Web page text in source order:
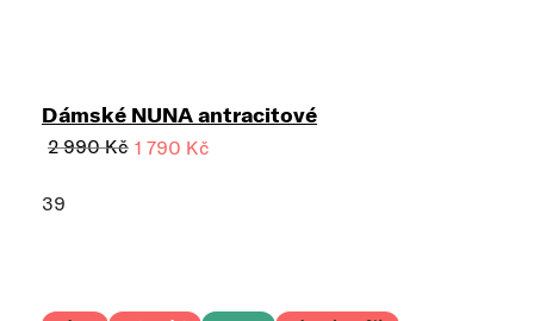
Dámské NUNA antracitové
2 990 Kč 1 790 Kč
39